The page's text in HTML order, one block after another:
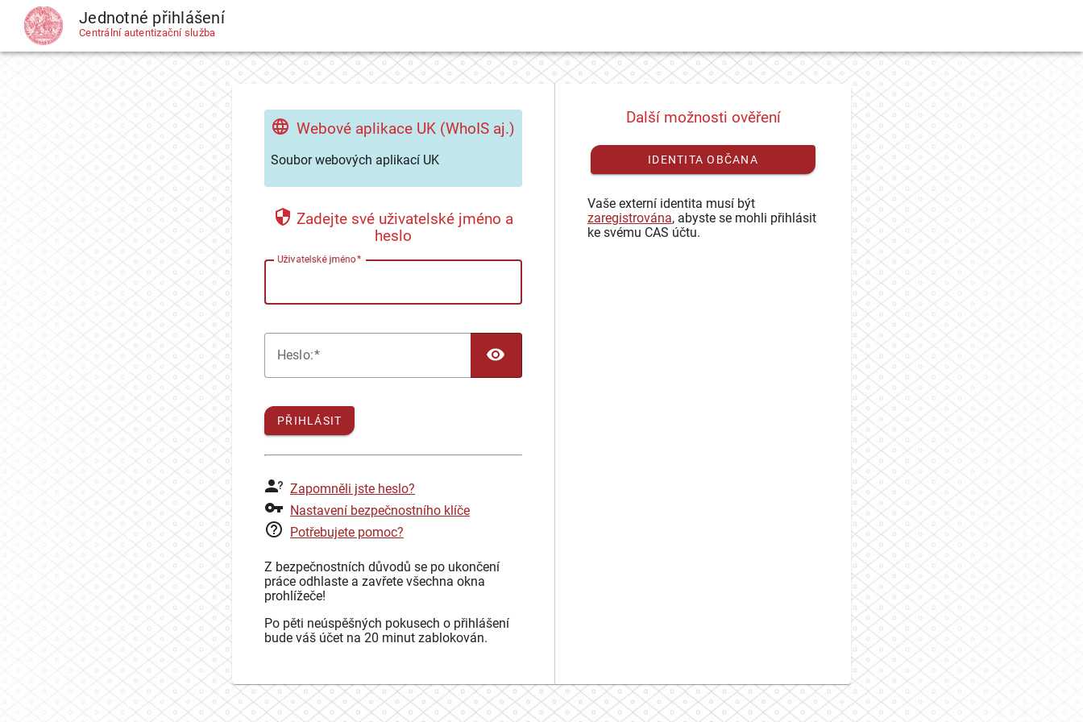
CAS Jednotné přihlášení
Centrální autentizační služba
Webové aplikace UK (WhoIS aj.)
Soubor webových aplikací UK
Zadejte své uživatelské jméno a
heslo
Uživatelské jméno
Heslo:
PŘIHLÁSIT
Zapomněli jste heslo?
Nastavení bezpečnostního klíče
Potřebujete pomoc?
Z bezpečnostních důvodů se po ukončení
práce odhlaste a zavřete všechna okna
prohlížeče!
Po pěti neúspěšných pokusech o přihlášení
bude váš účet na 20 minut zablokován.
Další možnosti ověření
IDENTITA OBČANA
Vaše externí identita musí být
zaregistrována, abyste se mohli přihlásit
ke svému CAS účtu.